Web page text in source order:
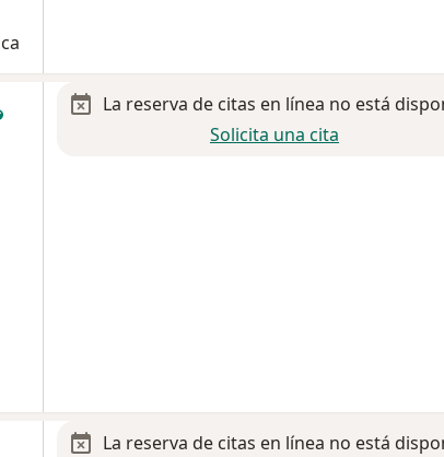
La reserva de citas en línea no está
Solicita una cita
La reserva de citas en línea no está